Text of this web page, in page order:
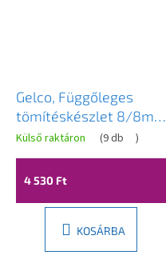
Gelco, Függőleges
tömítéskészlet 8/8mm
üveghez, 2000mm,
fekete, NDGDB01
Külső raktáron (9 db )
4 530 Ft
KOSÁRBA